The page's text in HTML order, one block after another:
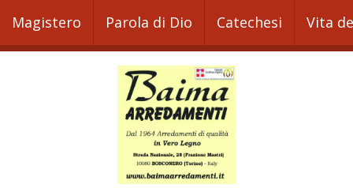
Magistero Parola di Dio Catechesi Vita